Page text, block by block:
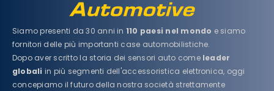
Siamo presenti da 30 anni in 110 paesi nel mondo e siamo
fornitori delle più importanti case automobilistiche.
Dopo aver scritto la storia dei sensori auto come leader
globali in più segmenti dell'accessoristica elettronica, oggi
concepiamo il futuro della nostra società strettamente